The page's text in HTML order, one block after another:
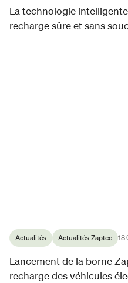
La technologie
recharge sûre et sans
Actualités Actualités Zaptec
Lancement de la borne
recharge des véhicules